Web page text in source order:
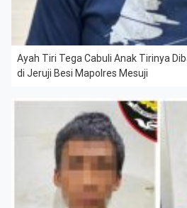
Ayah Tiri Tega Cabuli Anak Tirinya
di Jeruji Besi Mapolres Mesuji